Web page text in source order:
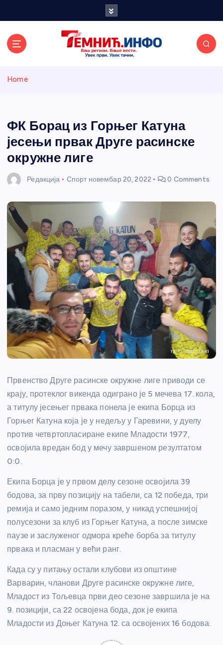
и портал
Home
ФК Борац из Горњег Катуна
јесењи првак Друге расинске
окружне лиге
Редакција Спорт новембар 20, 2022 0 Comments
Првенство Друге расинске окружне лиге приводи се
крају, протеклог викенда одиграно је 5 мечева 17. кола,
а титулу јесењег првака понела је екипа Борца из
Горњег Катуна која је у недељу у Гаревини, у дуелу
против четвртопласиране екипе Младости 1977,
освојила вредан бод у мечу завршеном резултатом
0:0.
Екипа Борца је у првом делу сезоне освојила 39
бодова, за прву позицију на табели, са 12 победа, три
ремија и само једним поразом, у никад успешнијој
полусезони за клуб из Горњег Катуна, а после зимске
паузе и заслуженог одмора креће борба за титулу
првака и пласман у већи ранг.
Када су у питању остали клубови из општине
Варварин, чланови Друге расинске окружне лиге,
Младост из Тољевца први део сезоне завршила је на
9. позицији, са 22 освојена бода, док је екипа
Младости из Доњег Катуна 12. са освојених 16 бодова.